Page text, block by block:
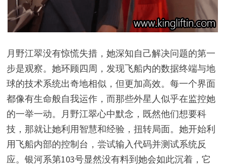
月野江翠没有惊慌失措，她深知自己解决问题的第一
步是观察。她环顾四周，发现飞船内的数据终端与地
球的技术系统出奇地相似，但更加高效。每一个界面
都像有生命般自我运作，而那些外星人似乎在监控她
的一举一动。月野江翠心中默念，既然他们想要科
技，那就让她利用智慧和经验，扭转局面。她开始利
用飞船内部的控制台，尝试输入代码并测试系统反
应。银河系第103号显然没有料到她会如此沉着，它